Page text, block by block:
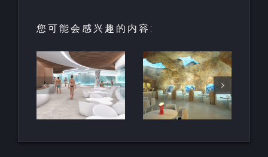
您可能会感兴趣的内容:
用于亲水建
筑的室内人
造岩石
天然梯田泳
池